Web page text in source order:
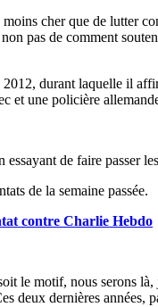
cher que de lutter
pas de comment
durant laquelle il
une policière
de faire passer
de la semaine passée.
contre Charlie Hebdo
le motif, nous serons
deux dernières